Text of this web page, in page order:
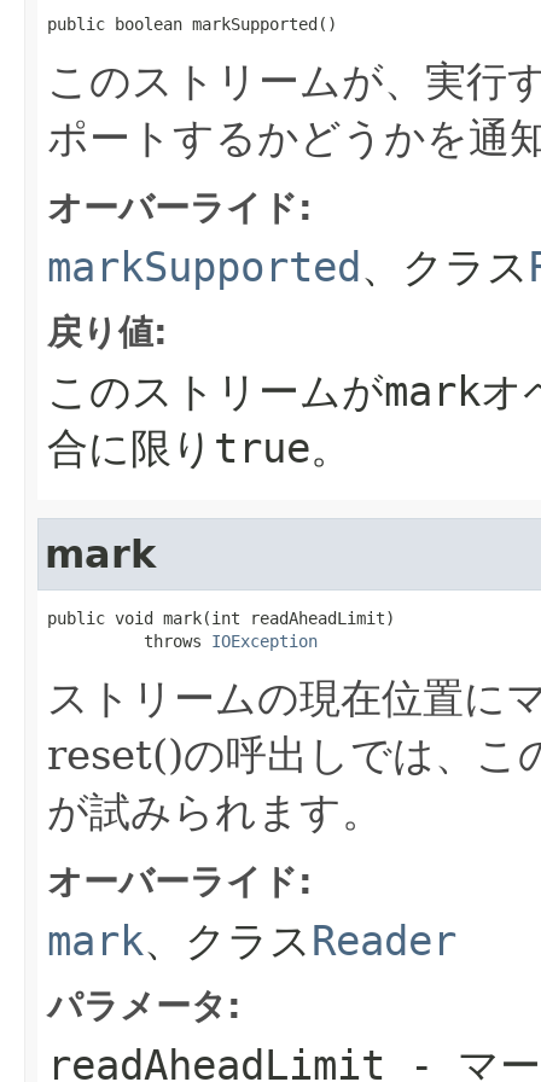
public boolean markSupported()
このストリームが、実行
ポートするかどうかを通
オーバーライド:
markSupported、クラス
戻り値:
このストリームがmark
合に限りtrue。
mark
public void mark(int readAheadLimit)
          throws
IOException
ストリームの現在位置に
reset()の呼出しでは、こ
が試みられます。
オーバーライド:
mark、クラスReader
パラメータ:
readAheadLimit - マー